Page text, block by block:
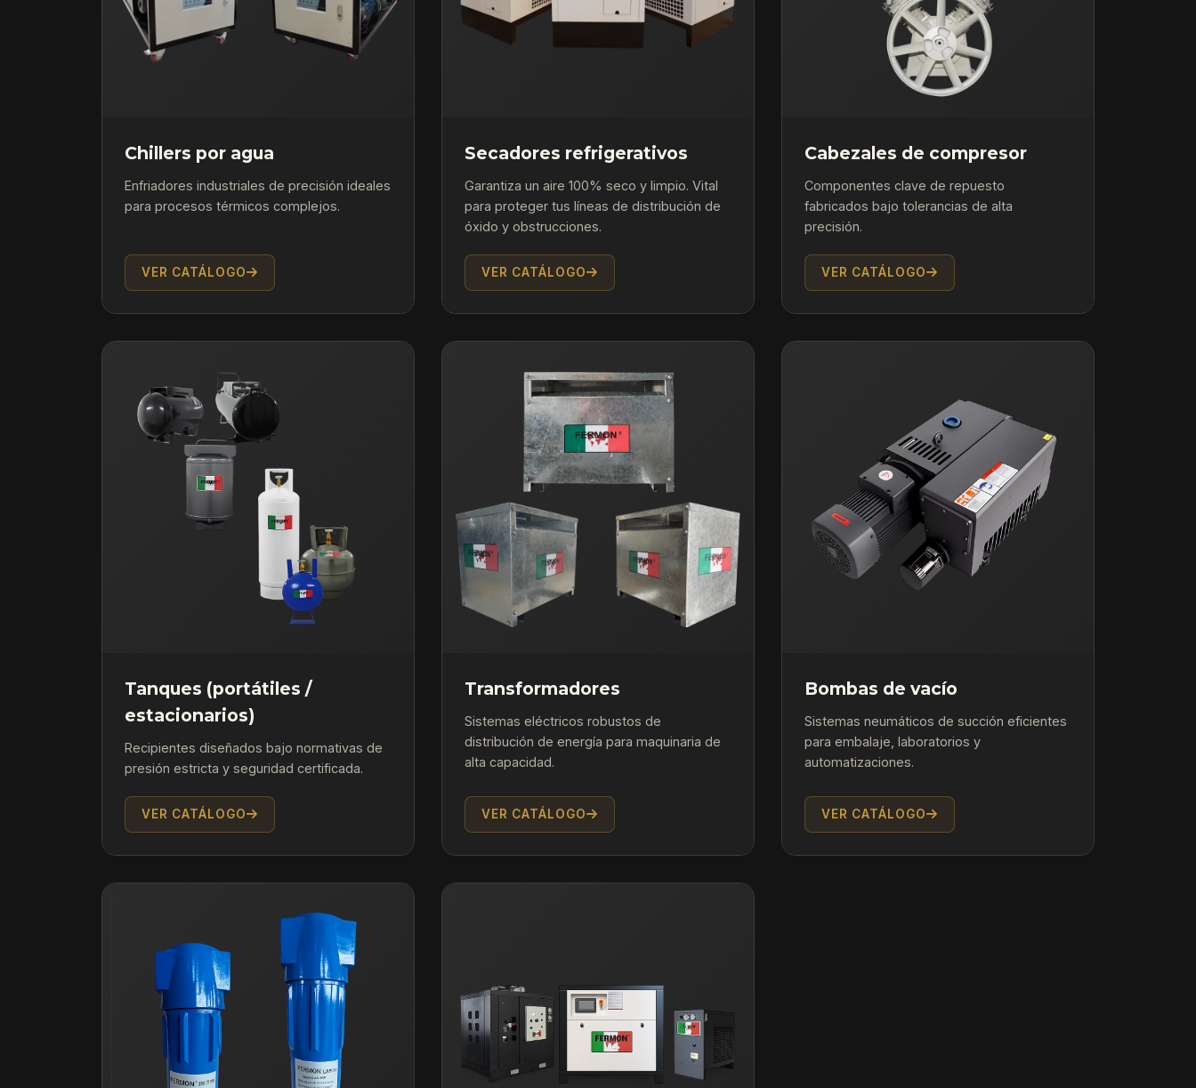
Chillers por agua
Enfriadores industriales de precisión ideales
para procesos térmicos complejos.
VER CATÁLOGO
Secadores refrigerativos
Garantiza un aire 100% seco y limpio. Vital
para proteger tus líneas de distribución de
óxido y obstrucciones.
VER CATÁLOGO
Cabezales de compresor
Componentes clave de repuesto
fabricados bajo tolerancias de alta
precisión.
VER CATÁLOGO
Tanques (portátiles /
estacionarios)
Recipientes diseñados bajo normativas de
presión estricta y seguridad certificada.
VER CATÁLOGO
Transformadores
Sistemas eléctricos robustos de
distribución de energía para maquinaria de
alta capacidad.
VER CATÁLOGO
Bombas de vacío
Sistemas neumáticos de succión eficientes
para embalaje, laboratorios y
automatizaciones.
VER CATÁLOGO